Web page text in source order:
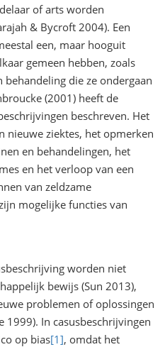
of arts worden
& Bycroft 2004). Een
een, maar hooguit
gemeen hebben, zoals
die ze ondergaan
(2001) heeft de
beschreven. Het
nieuwe ziektes, het opmerken
en behandelingen, het
en het verloop van een
van zeldzame
mogelijke functies van
worden niet
bewijs (Sun 2013),
problemen of oplossingen
1999). In casusbeschrijvingen
op bias[1], omdat het